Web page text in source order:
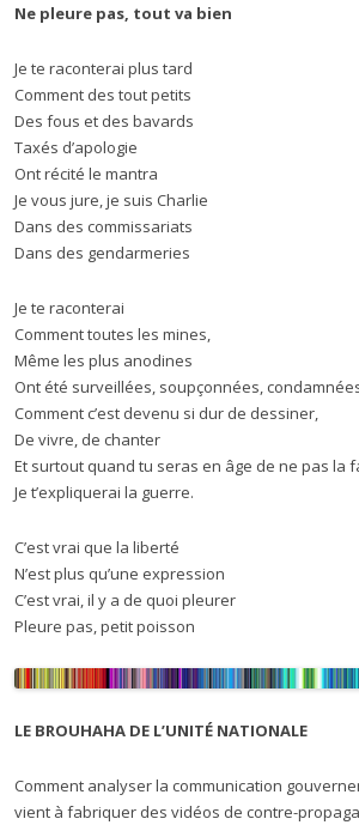
Ne pleure pas, tout va bien
Je te raconterai plus tard
Comment des tout petits
Des fous et des bavards
Taxés d’apologie
Ont récité le mantra
Je vous jure, je suis Charlie
Dans des commissariats
Dans des gendarmeries
Je te raconterai
Comment toutes les mines,
Même les plus anodines
Ont été surveillées, soupçonnées,
Comment c’est devenu si dur de dessiner,
De vivre, de chanter
Et surtout quand tu seras en âge de ne pas la
Je t’expliquerai la guerre.
C’est vrai que la liberté
N’est plus qu’une expression
C’est vrai, il y a de quoi pleurer
Pleure pas, petit poisson
LE BROUHAHA DE L’UNITÉ NATIONALE
Comment analyser la communication
vient à fabriquer des vidéos de contre-